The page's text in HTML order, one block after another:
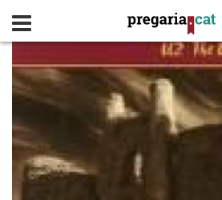
contingut
LUTER KING